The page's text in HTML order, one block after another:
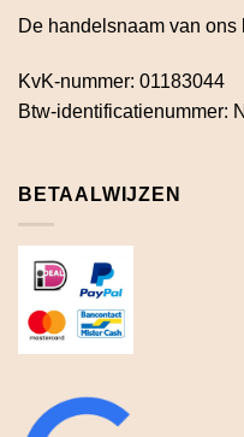
De handelsnaam van
KvK-nummer: 01183044
Btw-identificatienummer:
BETAALWIJZEN